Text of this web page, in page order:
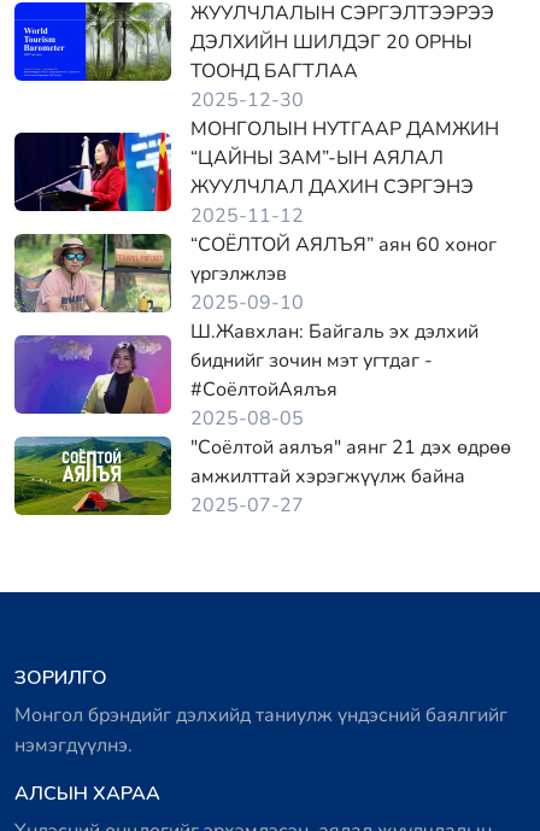
ЖУУЛЧЛАЛЫН СЭРГЭЛТЭЭРЭЭ
ДЭЛХИЙН ШИЛДЭГ 20 ОРНЫ
ТООНД БАГТЛАА
2025-12-30
МОНГОЛЫН НУТГААР ДАМЖИН
“ЦАЙНЫ ЗАМ”-ЫН АЯЛАЛ
ЖУУЛЧЛАЛ ДАХИН СЭРГЭНЭ
2025-11-12
“СОЁЛТОЙ АЯЛЪЯ” аян 60 хоног
үргэлжлэв
2025-09-10
Ш.Жавхлан: Байгаль эх дэлхий
биднийг зочин мэт угтдаг -
#СоёлтойАялъя
2025-08-05
"Соёлтой аялъя" аянг 21 дэх өдрөө
амжилттай хэрэгжүүлж байна
2025-07-27
ЗОРИЛГО
Монгол брэндийг дэлхийд таниулж үндэсний баялгийг
нэмэгдүүлнэ.
АЛСЫН ХАРАА